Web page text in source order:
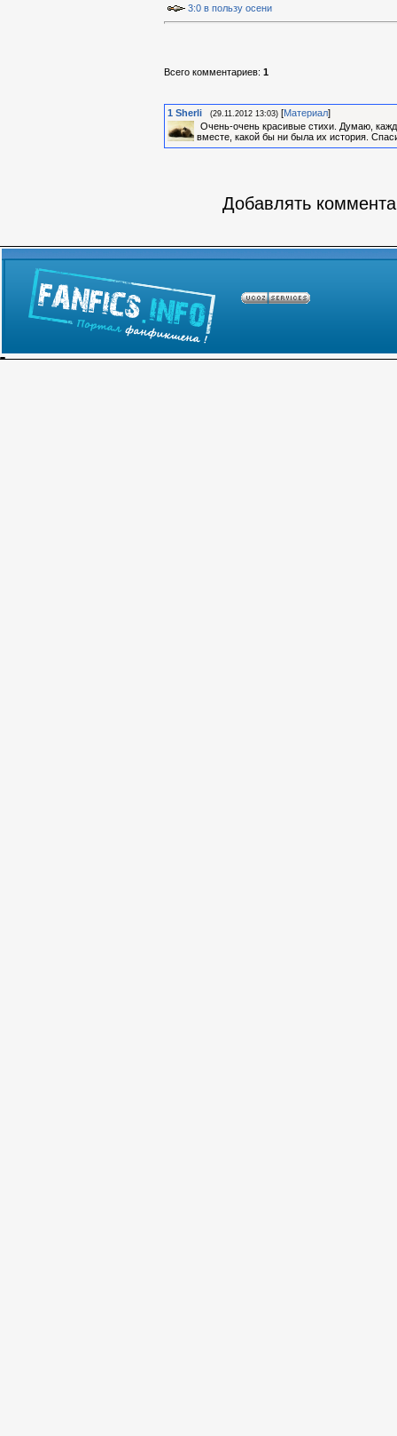
3:0 в пользу осени
Всего комментариев: 1
1 Sherli (29.11.2012 13:03) [Материал]
Очень-очень красивые стихи. Думаю,
вместе, какой бы ни была их история.
Добавлять